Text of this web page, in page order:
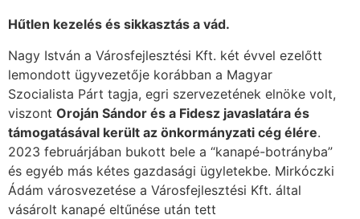
Hűtlen kezelés és sikkasztás a vád.
Nagy István a Városfejlesztési Kft. két évvel ezelőtt
lemondott ügyvezetője korábban a Magyar
Szocialista Párt tagja, egri szervezetének elnöke volt,
viszont Oroján Sándor és a Fidesz javaslatára és
támogatásával került az önkormányzati cég élére.
2023 februárjában bukott bele a “kanapé-botrányba”
és egyéb más kétes gazdasági ügyletekbe. Mirkóczki
Ádám városvezetése a Városfejlesztési Kft. által
vásárolt kanapé eltűnése után tett